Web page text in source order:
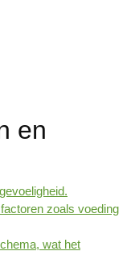
en
zoals voeding
wat het